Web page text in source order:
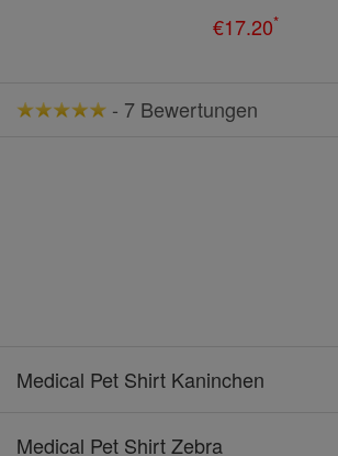
€17.20*
- 7 Bewertungen
Medical Pet Shirt Kaninchen
Medical Pet Shirt Zebra